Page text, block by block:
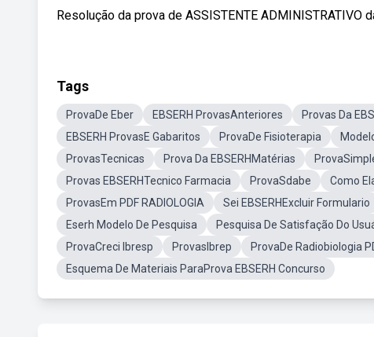
Resolução da prova de ASSISTENTE ADMINISTRATIVO
Tags
ProvaDe Eber EBSERH ProvasAnteriores Provas Da
EBSERH ProvasE Gabaritos
ProvaDe Fisioterapia
ProvasTecnicas
Prova Da EBSERHMatérias
Provas EBSERHTecnico Farmacia
ProvaSdabe Como
ProvasEm PDF RADIOLOGIA
Sei EBSERHExcluir Formulario
Eserh Modelo De Pesquisa
Pesquisa De Satisfação Do
ProvaCreci Ibresp
ProvasIbrep ProvaDe Radiobiologia
Esquema De Materiais ParaProva EBSERH Concurso